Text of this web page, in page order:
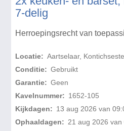
7-delig
Herroepingsrecht van
Locatie: Aartselaar,
Conditie: Gebruikt
Garantie: Geen
Kavelnummer: 1652-105
Kijkdagen: 13 aug 2026 van
Ophaaldagen: 21 aug 2026